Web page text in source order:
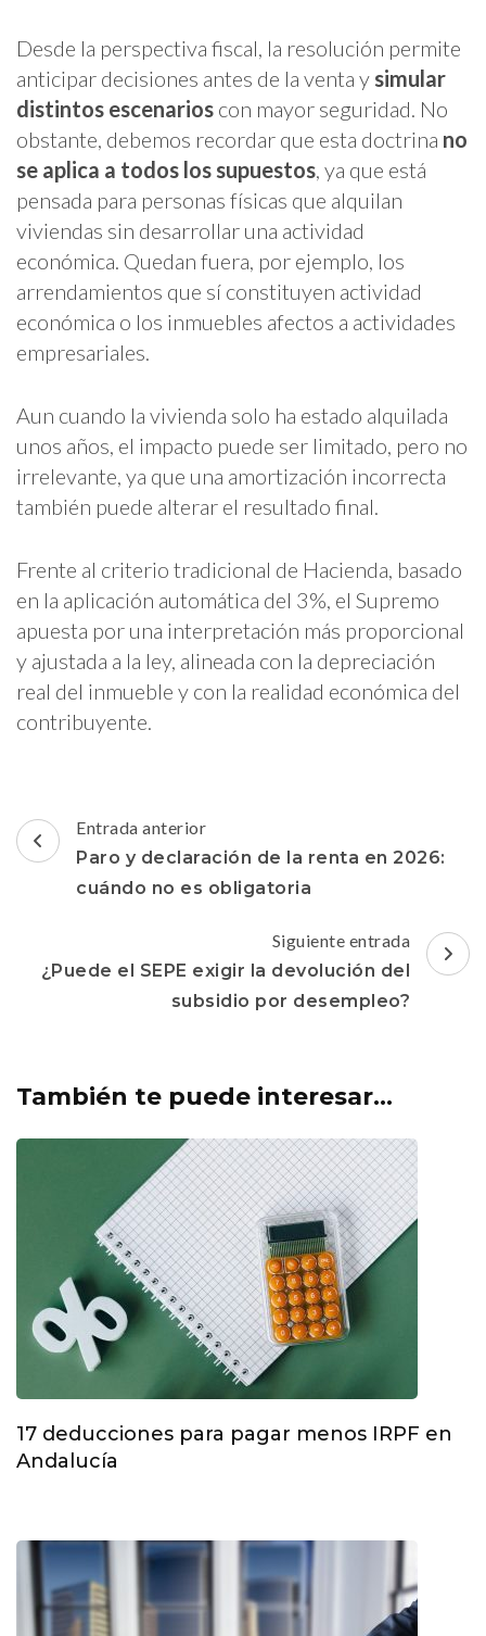
Desde la perspectiva fiscal, la resolución permite
anticipar decisiones antes de la venta y simular
distintos escenarios con mayor seguridad. No
obstante, debemos recordar que esta doctrina no
se aplica a todos los supuestos, ya que está
pensada para personas físicas que alquilan
viviendas sin desarrollar una actividad
económica. Quedan fuera, por ejemplo, los
arrendamientos que sí constituyen actividad
económica o los inmuebles afectos a actividades
empresariales.
Aun cuando la vivienda solo ha estado alquilada
unos años, el impacto puede ser limitado, pero no
irrelevante, ya que una amortización incorrecta
también puede alterar el resultado final.
Frente al criterio tradicional de Hacienda, basado
en la aplicación automática del 3%, el Supremo
apuesta por una interpretación más proporcional
y ajustada a la ley, alineada con la depreciación
real del inmueble y con la realidad económica del
contribuyente.
Navegación
de
entradas
Entrada anterior
Paro y declaración de la renta en 2026:
cuándo no es obligatoria
Siguiente entrada
¿Puede el SEPE exigir la devolución del
subsidio por desempleo?
También te puede interesar...
17 deducciones para pagar menos IRPF en
Andalucía